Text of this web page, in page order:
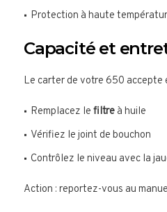
Protection à haute
Capacité et
Le carter de votre 650 accepte
Remplacez le filtre à huile
Vérifiez le joint de bouchon
Contrôlez le niveau avec la
Action : reportez-vous au